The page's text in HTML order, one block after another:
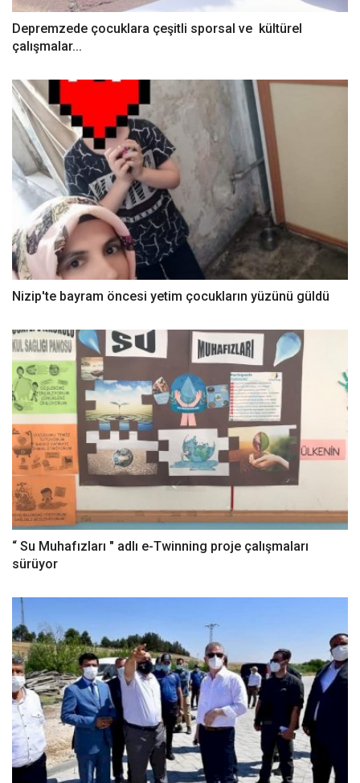
Depremzede çocuklara çeşitli sporsal ve kültürel
çalışmalar...
Nizip'te bayram öncesi yetim çocukların yüzünü güldü
“ Su Muhafızları " adlı e-Twinning proje çalışmaları
sürüyor